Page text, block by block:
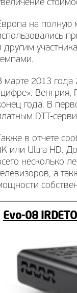
на полную
другим
марте 2013 года
года. В
DTT-
в отчете
или Ultra HD.
несколько
а
Evo-08 IRDETO